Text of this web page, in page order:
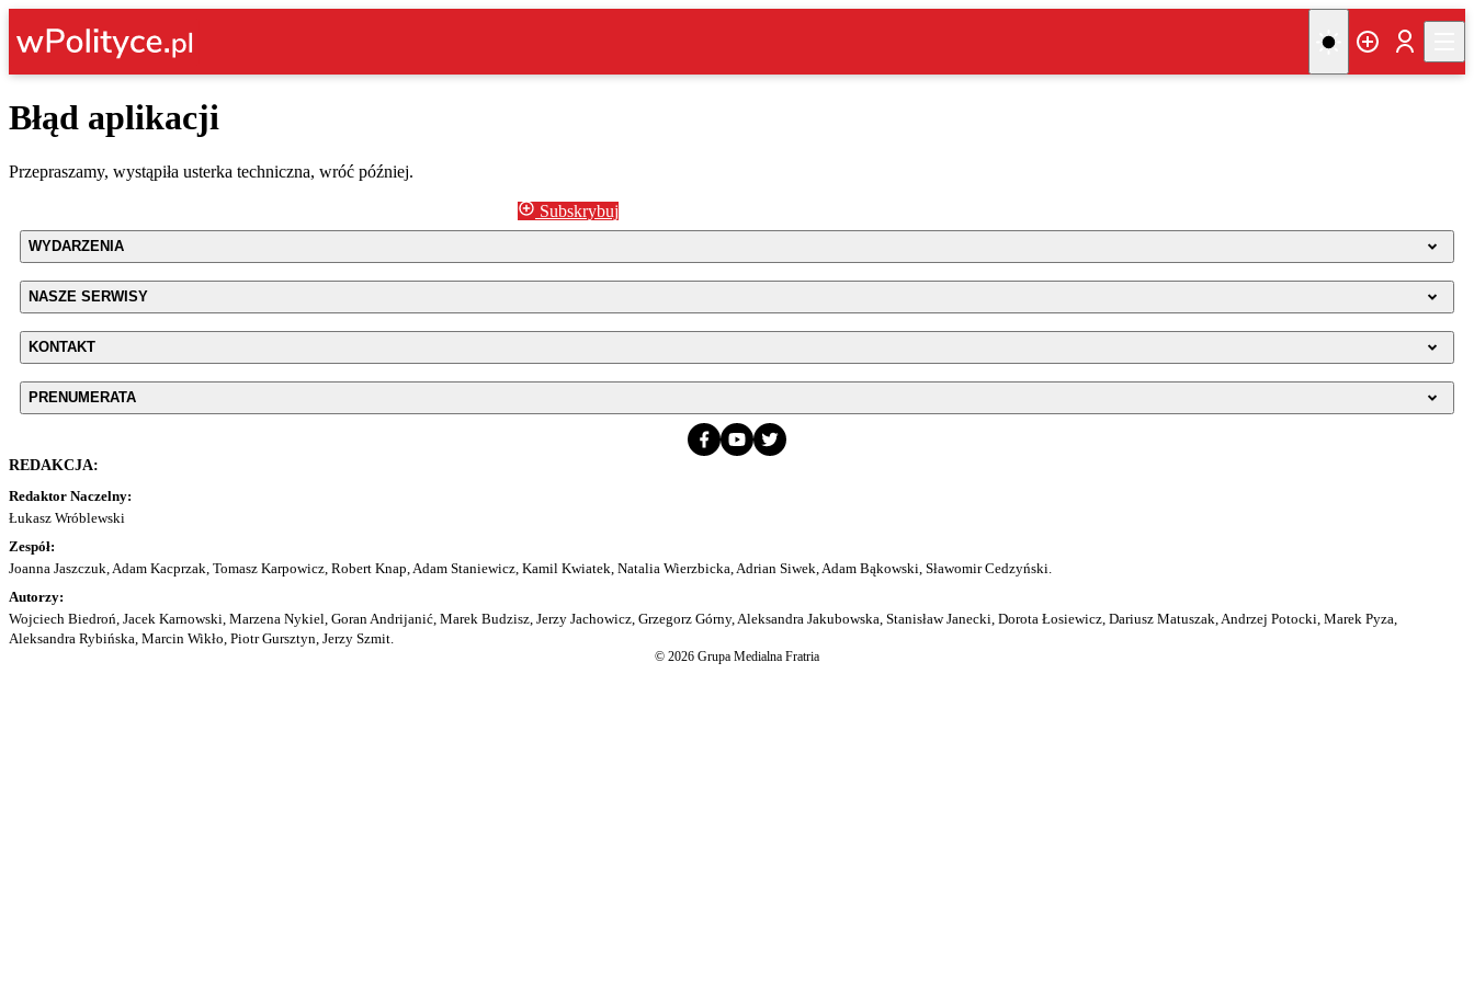
Błąd aplikacji
Przepraszamy, wystąpiła usterka techniczna, wróć później.
Subskrybuj
WYDARZENIA
NASZE SERWISY
KONTAKT
PRENUMERATA
REDAKCJA:
Redaktor Naczelny:
Łukasz Wróblewski
Zespół:
Joanna Jaszczuk, Adam Kacprzak, Tomasz Karpowicz, Robert Knap, Adam Staniewicz, Kamil Kwiatek, Natalia Wierzbicka, Adrian Siwek, Adam Bąkowski, Sławomir Cedzyński.
Autorzy:
Wojciech Biedroń, Jacek Karnowski, Marzena Nykiel, Goran Andrijanić, Marek Budzisz, Jerzy Jachowicz, Grzegorz Górny, Aleksandra Jakubowska, Stanisław Janecki, Dorota Łosiewicz, Dariusz Matuszak, Andrzej Potocki, Marek Pyza,
Aleksandra Rybińska, Marcin Wikło, Piotr Gursztyn, Jerzy Szmit.
© 2026 Grupa Medialna Fratria